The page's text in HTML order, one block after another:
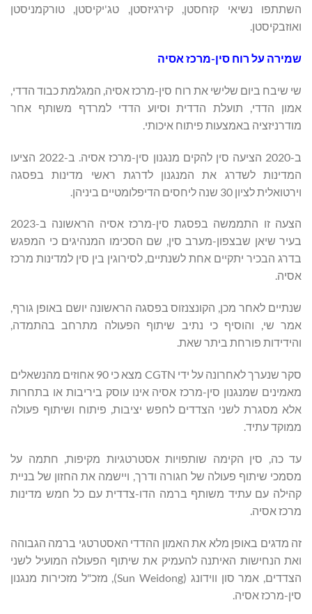
השתתפו נשיאי קזחסטן, קירגיזסטן, טג'יקיסטן, טורקמניסטן
ואוזבקיסטן.
שמירה על רוח סין-מרכז אסיה
שי שיבח ביום שלישי את רוח סין-מרכז אסיה, המגלמת כבוד הדדי,
אמון הדדי, תועלת הדדית וסיוע הדדי למרדף משותף אחר
מודרניזציה באמצעות פיתוח איכותי.
ב-2020 הציעה סין להקים מנגנון סין-מרכז אסיה. ב-2022 הציעו
המדינות לשדרג את המנגנון לדרגת ראשי מדינות בפסגה
וירטואלית לציון 30 שנה ליחסים הדיפלומטיים ביניהן.
הצעה זו התממשה בפסגת סין-מרכז אסיה הראשונה ב-2023
בעיר שיאן שבצפון-מערב סין, שם הסכימו המנהיגים כי המפגש
בדרג הבכיר יתקיים אחת לשנתיים, לסירוגין בין סין למדינות מרכז
אסיה.
שנתיים לאחר מכן, הקונצנזוס בפסגה הראשונה יושם באופן גורף,
אמר שי, והוסיף כי נתיב שיתוף הפעולה מתרחב בהתמדה,
והידידות פורחת ביתר שאת.
סקר שנערך לאחרונה על ידי CGTN מצא כי 90 אחוזים מהנשאלים
מאמינים שמנגנון סין-מרכז אסיה אינו עוסק ביריבות או בתחרות
אלא מסגרת לשני הצדדים לחפש יציבות, פיתוח ושיתוף פעולה
ממוקד עתיד.
עד כה, סין הקימה שותפויות אסטרטגיות מקיפות, חתמה על
מסמכי שיתוף פעולה של חגורה ודרך, ויישמה את החזון של בניית
קהילה עם עתיד משותף ברמה הדו-צדדית עם כל חמש מדינות
מרכז אסיה.
זה מדגים באופן מלא את האמון ההדדי האסטרטגי ברמה הגבוהה
ואת הנחישות האיתנה להעמיק את שיתוף הפעולה המועיל לשני
הצדדים, אמר סון ווידונג (Sun Weidong), מזכ"ל מזכירות מנגנון
סין-מרכז אסיה.